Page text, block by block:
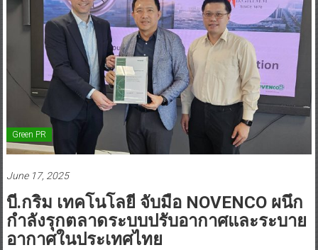
Green PR
June 17, 2025
บี.กริม เทคโนโลยี จับมือ NOVENCO ผนึก
กำลังรุกตลาดระบบปรับอากาศและระบาย
อากาศในประเทศไทย